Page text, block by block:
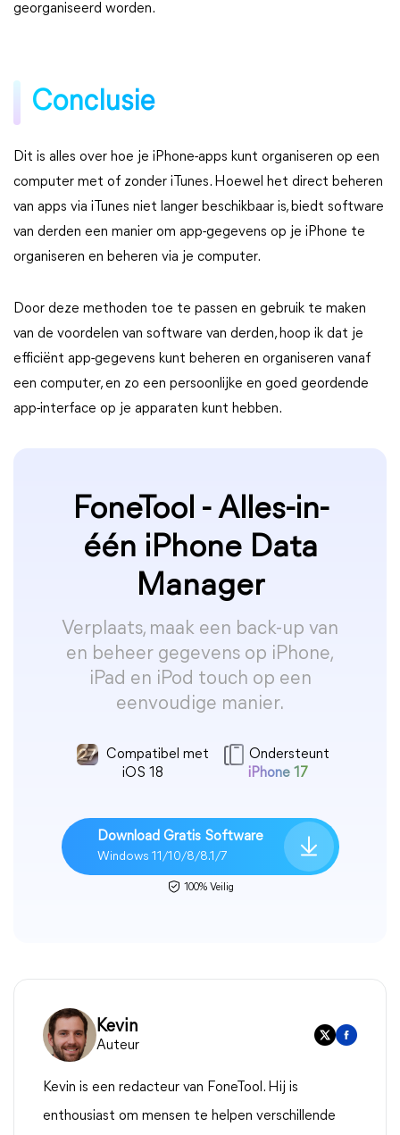
georganiseerd worden.
Conclusie
Dit is alles over hoe je iPhone-apps kunt organiseren op een
computer met of zonder iTunes. Hoewel het direct beheren
van apps via iTunes niet langer beschikbaar is, biedt software
van derden een manier om app-gegevens op je iPhone te
organiseren en beheren via je computer.
Door deze methoden toe te passen en gebruik te maken
van de voordelen van software van derden, hoop ik dat je
efficiënt app-gegevens kunt beheren en organiseren vanaf
een computer, en zo een persoonlijke en goed geordende
app-interface op je apparaten kunt hebben.
FoneTool - Alles-in-
één iPhone Data
Manager
Verplaats, maak een back-up van
en beheer gegevens op iPhone,
iPad en iPod touch op een
eenvoudige manier.
Compatibel met
iOS 18
Ondersteunt
iPhone 17
Download Gratis Software
Windows 11/10/8/8.1/7
100% Veilig
Kevin
Auteur
Kevin is een redacteur van FoneTool. Hij is
enthousiast om mensen te helpen verschillende